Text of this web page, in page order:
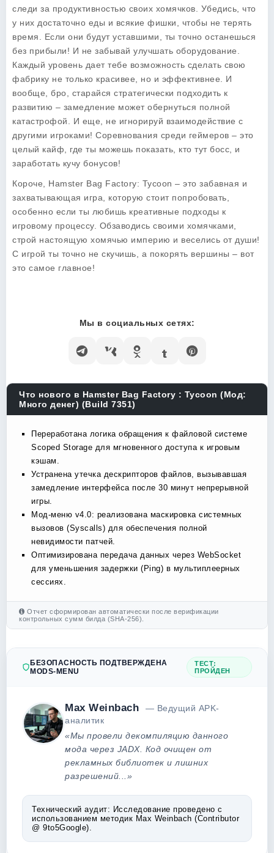
следи за продуктивностью своих хомячков. Убедись, что
у них достаточно еды и всякие фишки, чтобы не терять
время. Если они будут уставшими, ты точно останешься
без прибыли! И не забывай улучшать оборудование.
Каждый уровень дает тебе возможность сделать свою
фабрику не только красивее, но и эффективнее. И
вообще, бро, старайся стратегически подходить к
развитию – замедление может обернуться полной
катастрофой. И еще, не игнорируй взаимодействие с
другими игроками! Соревнования среди геймеров – это
целый кайф, где ты можешь показать, кто тут босс, и
заработать кучу бонусов!
Короче, Hamster Bag Factory: Tycoon – это забавная и
захватывающая игра, которую стоит попробовать,
особенно если ты любишь креативные подходы к
игровому процессу. Обзаводись своими хомячками,
строй настоящую хомячью империю и веселись от души!
С игрой ты точно не скучишь, а покорять вершины – вот
это самое главное!
Мы в социальных сетях:
Что нового в Hamster Bag Factory : Tycoon (Мод:
Много денег) (Build 7351)
Переработана логика обращения к файловой системе
Scoped Storage для мгновенного доступа к игровым
кэшам.
Устранена утечка дескрипторов файлов, вызывавшая
замедление интерфейса после 30 минут непрерывной
игры.
Мод-меню v4.0: реализована маскировка системных
вызовов (Syscalls) для обеспечения полной
невидимости патчей.
Оптимизирована передача данных через WebSocket
для уменьшения задержки (Ping) в мультиплеерных
сессиях.
Отчет сформирован автоматически после верификации
контрольных сумм билда (SHA-256).
БЕЗОПАСНОСТЬ ПОДТВЕРЖДЕНА
MODS-MENU
ТЕСТ:
ПРОЙДЕН
Max Weinbach
— Ведущий APK-
аналитик
«Мы провели декомпиляцию данного
мода через JADX. Код очищен от
рекламных библиотек и лишних
разрешений...»
Технический аудит: Исследование проведено с
использованием методик Max Weinbach (Contributor
@ 9to5Google).